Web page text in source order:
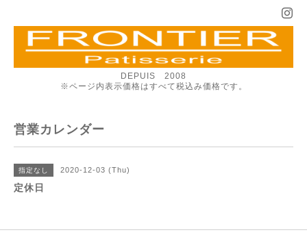
DEPUIS 2008
※ページ内表示価格はすべて税込み価格です。
営業カレンダー
指定なし 2020-12-03 (Thu)
定休日